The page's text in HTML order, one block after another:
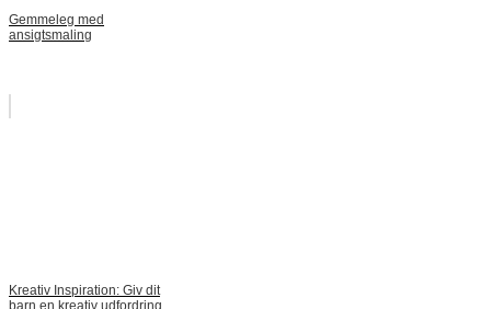
Gemmeleg med
ansigtsmaling
Kreativ Inspiration: Giv dit
barn en kreativ udfordring